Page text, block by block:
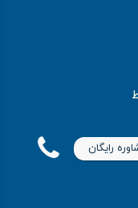
رایگان